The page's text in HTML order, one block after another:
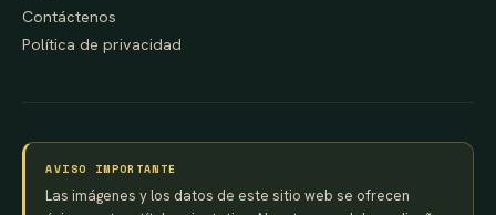
Contáctenos
Política de privacidad
AVISO IMPORTANTE
Las imágenes y los datos de este sitio web se ofrecen